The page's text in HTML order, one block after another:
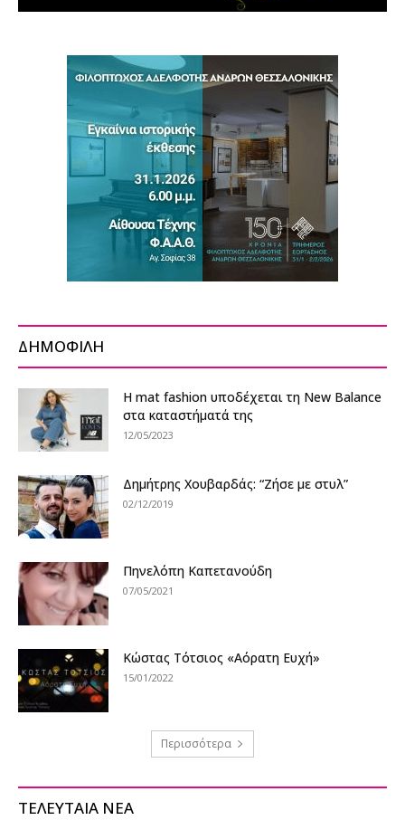
ΔΗΜΟΦΙΛΗ
Η mat fashion υποδέχεται τη New Balance
στα καταστήματά της
12/05/2023
Δημήτρης Χουβαρδάς: “Ζήσε με στυλ”
02/12/2019
Πηνελόπη Καπετανούδη
07/05/2021
Κώστας Τότσιος «Αόρατη Ευχή»
15/01/2022
Περισσότερα
ΤΕΛΕΥΤΑΙΑ ΝΕΑ